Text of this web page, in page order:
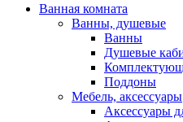
Ванная комната
Ванны, душевые
Ванны
Душевые
Поддоны
Мебель, аксессуары
Аксессуары